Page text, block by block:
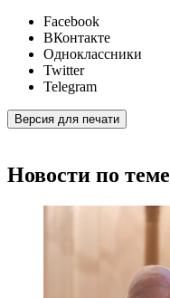
Facebook
ВКонтакте
Одноклассники
Twitter
Telegram
Версия для печати
Новости по теме